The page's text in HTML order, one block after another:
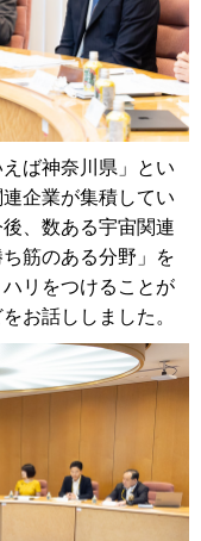
ば神奈川県」とい
企業が集積してい
、数ある宇宙関連
筋のある分野」を
リをつけることが
お話ししました。